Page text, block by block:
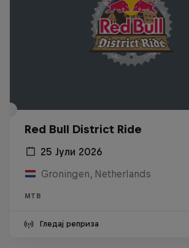
Red Bull District Ride
25 Јули 2026
Groningen, Netherlands
MTB
Гледај реприза